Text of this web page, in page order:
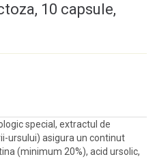
10 capsule,
special, extractul de
ursului) asigura un continut
(minimum 20%), acid ursolic,